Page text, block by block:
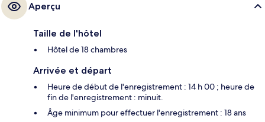
Aperçu
Taille de l'hôtel
Hôtel de 18 chambres
Arrivée et départ
Heure de début de l'enregistrement : 14 h 00 ; heure de
fin de l'enregistrement : minuit.
Âge minimum pour effectuer l'enregistrement : 18 ans